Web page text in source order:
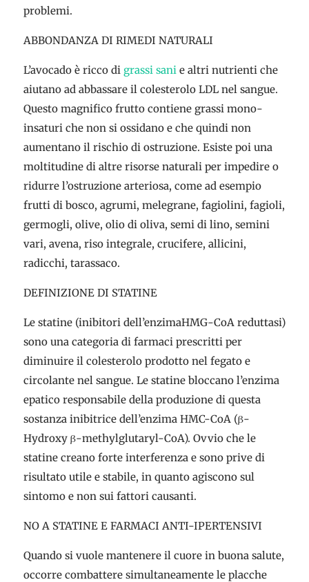
problemi.
ABBONDANZA DI RIMEDI NATURALI
L’avocado è ricco di grassi sanie altri nutrienti che
aiutano ad abbassare il colesterolo LDL nel sangue.
Questo magnifico frutto contiene grassi mono-
insaturi che non si ossidano e che quindi non
aumentano il rischio di ostruzione. Esiste poi una
moltitudine di altre risorse naturali per impedire o
ridurre l’ostruzione arteriosa, come ad esempio
frutti di bosco, agrumi, melegrane, fagiolini, fagioli,
germogli, olive, olio di oliva, semi di lino, semini
vari, avena, riso integrale, crucifere, allicini,
radicchi, tarassaco.
DEFINIZIONE DI STATINE
Le statine (inibitori dell’enzimaHMG-CoA reduttasi)
sono una categoria di farmaci prescritti per
diminuire il colesterolo prodotto nel fegato e
circolante nel sangue. Le statine bloccano l’enzima
epatico responsabile della produzione di questa
sostanza inibitrice dell’enzima HMC-CoA (β-
Hydroxy β-methylglutaryl-CoA). Ovvio che le
statine creano forte interferenza e sono prive di
risultato utile e stabile, in quanto agiscono sul
sintomo e non sui fattori causanti.
NO A STATINE E FARMACI ANTI-IPERTENSIVI
Quando si vuole mantenere il cuore in buona salute,
occorre combattere simultaneamente le placche